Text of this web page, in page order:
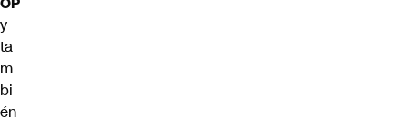
y
ta
m
bi
én